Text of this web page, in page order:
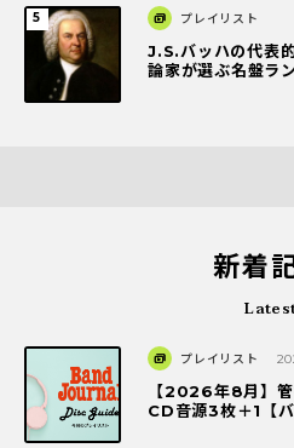
プレイリスト
J.S.バッハの代表
論家が選ぶ名盤ラ
新着
プレイリスト
【2026年8月】
CD音源3枚＋1【バ